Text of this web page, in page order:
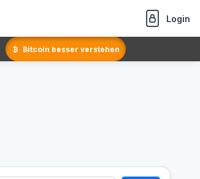
Login
Bitcoin besser verstehen